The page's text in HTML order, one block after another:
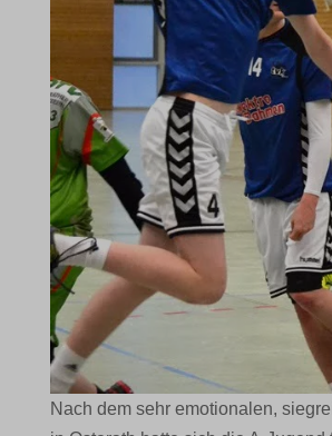
Nach dem sehr emotionalen,